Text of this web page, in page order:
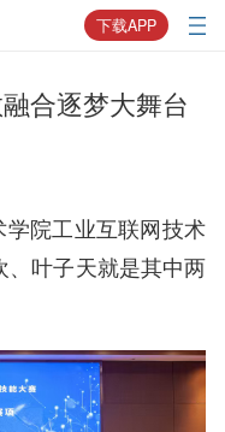
下载APP
合逐梦大舞台
院工业互联网技术
叶子天就是其中两